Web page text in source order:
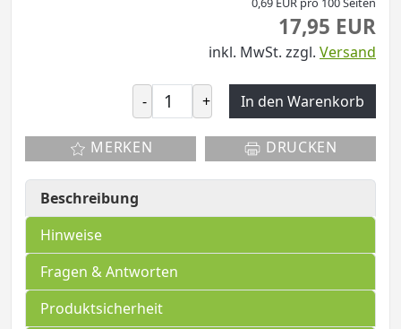
17,95 EUR
inkl. MwSt. zzgl. Versand
- + In den Warenkorb
MERKEN DRUCKEN
Beschreibung
Hinweise
Fragen & Antworten
Produktsicherheit